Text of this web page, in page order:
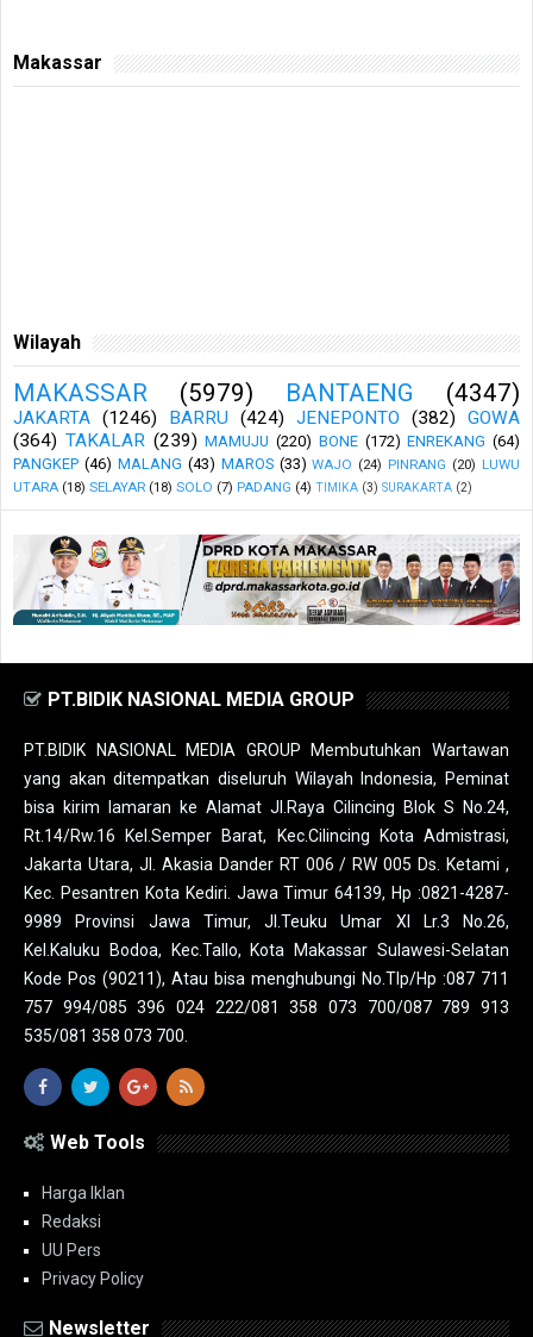
Makassar
Wilayah
MAKASSAR (5979) BANTAENG (4347)
JAKARTA (1246) BARRU (424) JENEPONTO (382)
GOWA
(364) TAKALAR (239) MAMUJU (220) BONE (172) ENREKANG (64)
PANGKEP (46) MALANG (43) MAROS (33) WAJO (24) PINRANG (20) LUWU
UTARA (18) SELAYAR (18) SOLO (7) PADANG (4) TIMIKA (3) SURAKARTA (2)
PT.BIDIK NASIONAL MEDIA GROUP
PT.BIDIK NASIONAL MEDIA GROUP Membutuhkan Wartawan
yang akan ditempatkan diseluruh Wilayah Indonesia, Peminat
bisa kirim lamaran ke Alamat Jl.Raya Cilincing Blok S No.24,
Rt.14/Rw.16 Kel.Semper Barat, Kec.Cilincing Kota Admistrasi,
Jakarta Utara, Jl. Akasia Dander RT 006 / RW 005 Ds. Ketami ,
Kec. Pesantren Kota Kediri. Jawa Timur 64139, Hp :0821-4287-
9989 Provinsi Jawa Timur, Jl.Teuku Umar XI Lr.3 No.26,
Kel.Kaluku Bodoa, Kec.Tallo, Kota Makassar Sulawesi-Selatan
Kode Pos (90211), Atau bisa menghubungi No.Tlp/Hp :087 711
757 994/085 396 024 222/081 358 073 700/087 789 913
535/081 358 073 700.
Web Tools
Harga Iklan
Redaksi
UU Pers
Privacy Policy
Newsletter